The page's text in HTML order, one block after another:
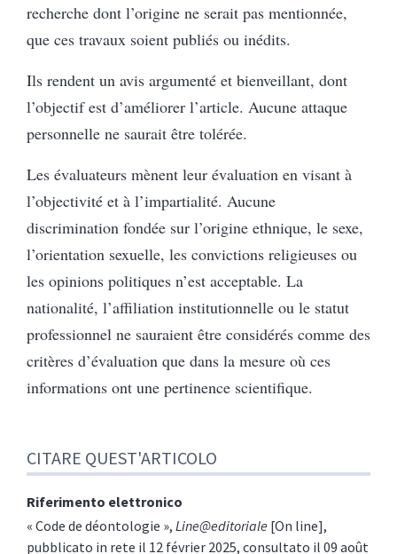
recherche dont l’origine ne serait pas mentionnée,
que ces travaux soient publiés ou inédits.
Ils rendent un avis argumenté et bienveillant, dont
l’objectif est d’améliorer l’article. Aucune attaque
personnelle ne saurait être tolérée.
Les évaluateurs mènent leur évaluation en visant à
l’objectivité et à l’impartialité. Aucune
discrimination fondée sur l’origine ethnique, le sexe,
l’orientation sexuelle, les convictions religieuses ou
les opinions politiques n’est acceptable. La
nationalité, l’affiliation institutionnelle ou le statut
professionnel ne sauraient être considérés comme des
critères d’évaluation que dans la mesure où ces
informations ont une pertinence scientifique.
CITARE QUEST'ARTICOLO
Riferimento elettronico
« Code de déontologie », Line@editoriale [On line],
pubblicato in rete il 12 février 2025, consultato il 09 août